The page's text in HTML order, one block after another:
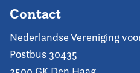
Contact
Nederlandse Vereniging
Postbus 30435